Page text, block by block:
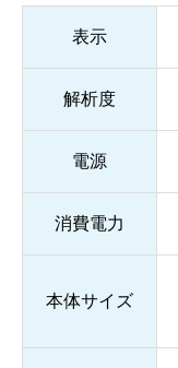
表示
解析度
電源
消費電力
本体サイズ